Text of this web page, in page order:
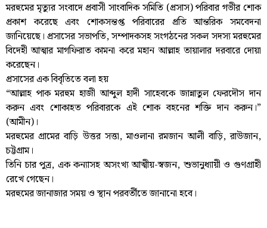
মরহুমের মৃত্যুর সংবাদে প্রবাসী সাংবাদিক সমিতি (প্রসাস) পরিবার গভীর শোক
প্রকাশ করেছে এবং শোকসন্তপ্ত পরিবারের প্রতি আন্তরিক সমবেদনা
জানিয়েছে। প্রসাসের সভাপতি, সম্পাদকসহ সংগঠনের সকল সদস্য মরহুমের
বিদেহী আত্মার মাগফিরাত কামনা করে মহান আল্লাহ তায়ালার দরবারে দোয়া
করেছেন।
প্রসাসের এক বিবৃতিতে বলা হয়
“আল্লাহ পাক মরহুম হাজী আব্দুল হাদী সাহেবকে জান্নাতুল ফেরদৌস দান
করুন এবং শোকাহত পরিবারকে এই শোক বহনের শক্তি দান করুন।”
(আমীন)।
মরহুমের গ্রামের বাড়ি উত্তর সত্তা, মাওলানা রমজান আলী বাড়ি, রাউজান,
চট্টগ্রাম।
তিনি চার পুত্র, এক কন্যাসহ অসংখ্য আত্মীয়-স্বজন, শুভানুধ্যায়ী ও গুণগ্রাহী
রেখে গেছেন।
মরহুমের জানাজার সময় ও স্থান পরবর্তীতে জানানো হবে।